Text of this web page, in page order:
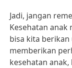
Jadi, jangan
Kesehatan
bisa kita
memberikan
kesehatan